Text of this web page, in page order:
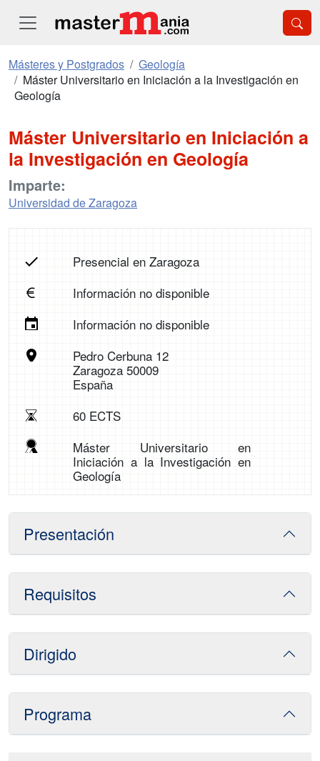
Másteres y Postgrados
Geología
Máster Universitario en Iniciación a la Investigación en
Geología
Máster Universitario en Iniciación a
la Investigación en Geología
Imparte:
Universidad de Zaragoza
Presencial en Zaragoza
Información no disponible
Información no disponible
Pedro Cerbuna 12
Zaragoza 50009
España
60 ECTS
Máster Universitario en
Iniciación a la Investigación en
Geología
Presentación
Requisitos
Dirigido
Programa